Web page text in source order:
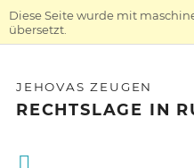
Diese Seite wurde mit
übersetzt.
JEHOVAS ZEUGEN
RECHTSLAGE IN